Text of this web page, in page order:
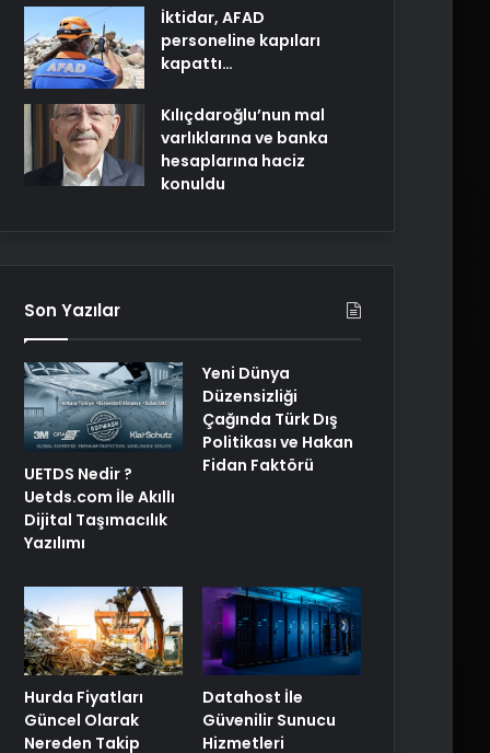
İktidar, AFAD
personeline kapıları
kapattı…
Kılıçdaroğlu’nun mal
varlıklarına ve banka
hesaplarına haciz
konuldu
Son Yazılar
UETDS Nedir ?
Uetds.com İle Akıllı
Dijital Taşımacılık
Yazılımı
Yeni Dünya
Düzensizliği
Çağında Türk Dış
Politikası ve Hakan
Fidan Faktörü
Hurda Fiyatları
Güncel Olarak
Nereden Takip
Datahost İle
Güvenilir Sunucu
Hizmetleri